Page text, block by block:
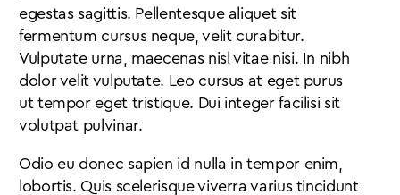
egestas sagittis. Pellentesque aliquet sit
fermentum cursus neque, velit curabitur.
Vulputate urna, maecenas nisl vitae nisi. In nibh
dolor velit vulputate. Leo cursus at eget purus
ut tempor eget tristique. Dui integer facilisi sit
volutpat pulvinar.
Odio eu donec sapien id nulla in tempor enim,
lobortis. Quis scelerisque viverra varius tincidunt